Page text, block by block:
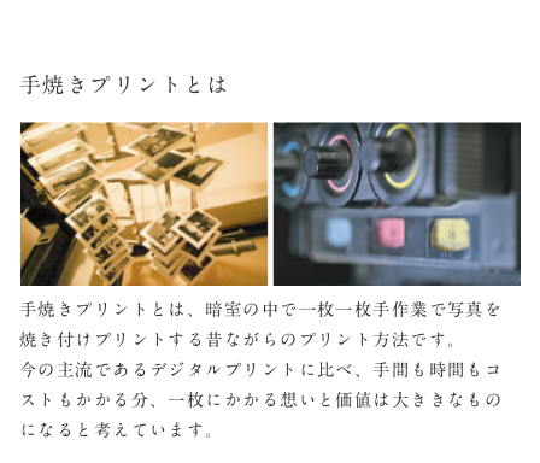
手焼きプリントとは
手焼きプリントとは、暗室の中で一枚一枚手作業で写真を
焼き付けプリントする昔ながらのプリント方法です。
今の主流であるデジタルプリントに比べ、手間も時間もコ
ストもかかる分、一枚にかかる想いと価値は大ききなもの
になると考えています。